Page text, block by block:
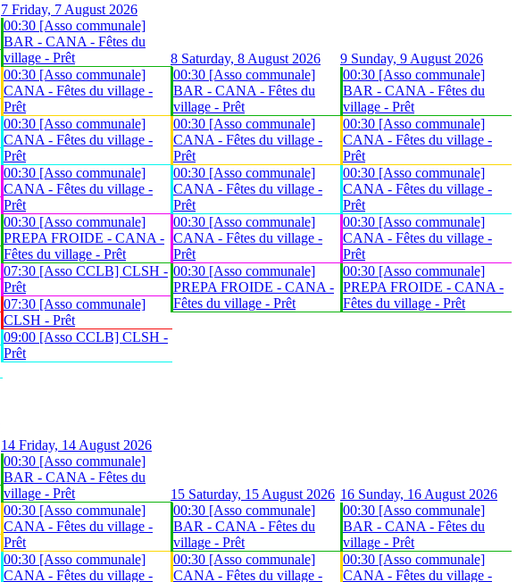
7 Friday, 7 August 2026
00:30 [Asso communale]
BAR - CANA - Fêtes du
village - Prêt
00:30 [Asso communale]
CANA - Fêtes du village -
Prêt
00:30 [Asso communale]
CANA - Fêtes du village -
Prêt
00:30 [Asso communale]
CANA - Fêtes du village -
Prêt
00:30 [Asso communale]
PREPA FROIDE - CANA -
Fêtes du village - Prêt
07:30 [Asso CCLB] CLSH -
Prêt
07:30 [Asso communale]
CLSH - Prêt
09:00 [Asso CCLB] CLSH -
Prêt
8 Saturday, 8 August 2026
00:30 [Asso communale]
BAR - CANA - Fêtes du
village - Prêt
00:30 [Asso communale]
CANA - Fêtes du village -
Prêt
00:30 [Asso communale]
CANA - Fêtes du village -
Prêt
00:30 [Asso communale]
CANA - Fêtes du village -
Prêt
00:30 [Asso communale]
PREPA FROIDE - CANA -
Fêtes du village - Prêt
9 Sunday, 9 August 2026
00:30 [Asso communale]
BAR - CANA - Fêtes du
village - Prêt
00:30 [Asso communale]
CANA - Fêtes du village -
Prêt
00:30 [Asso communale]
CANA - Fêtes du village -
Prêt
00:30 [Asso communale]
CANA - Fêtes du village -
Prêt
00:30 [Asso communale]
PREPA FROIDE - CANA -
Fêtes du village - Prêt
14 Friday, 14 August 2026
00:30 [Asso communale]
BAR - CANA - Fêtes du
village - Prêt
00:30 [Asso communale]
CANA - Fêtes du village -
Prêt
00:30 [Asso communale]
CANA - Fêtes du village -
15 Saturday, 15 August 2026
00:30 [Asso communale]
BAR - CANA - Fêtes du
village - Prêt
00:30 [Asso communale]
CANA - Fêtes du village -
16 Sunday, 16 August 2026
00:30 [Asso communale]
BAR - CANA - Fêtes du
village - Prêt
00:30 [Asso communale]
CANA - Fêtes du village -